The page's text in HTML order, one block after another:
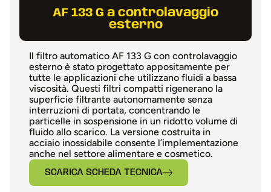
AF 133 G a controlavaggio
esterno
Il filtro automatico AF 133 G con controlavaggio
esterno è stato progettato appositamente per
tutte le applicazioni che utilizzano fluidi a bassa
viscosità. Questi filtri compatti rigenerano la
superficie filtrante autonomamente senza
interruzioni di portata, concentrando le
particelle in sospensione in un ridotto volume di
fluido allo scarico. La versione costruita in
acciaio inossidabile consente l’implementazione
anche nel settore alimentare e cosmetico.
SCARICA SCHEDA TECNICA